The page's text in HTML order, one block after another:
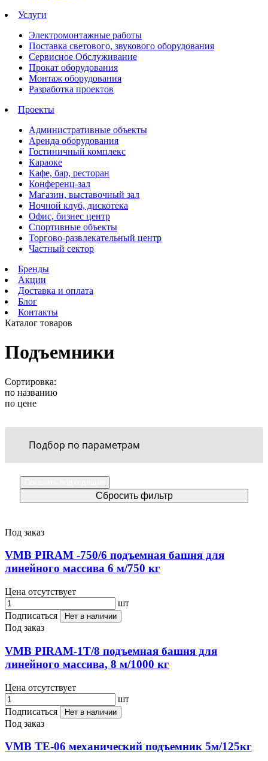
Услуги
Электромонтажные работы
Поставка светового, звукового оборудования
Сервисное Обслуживание
Прокат оборудования
Монтаж оборудования
Разработка проектов
Проекты
Административные объекты
Аренда оборудования
Гостиничный комплекс
Караоке
Кафе, бар, ресторан
Конференц-зал
Магазин, выставочный зал
Ночной клуб, дискотека
Офис, бизнес центр
Спортивные объекты
Торгово-развлекательный центр
Частный сектор
Бренды
Акции
Доставка и оплата
Блог
Контакты
Каталог товаров
Подъемники
Сортировка:
по названию
по цене
Подбор по параметрам
Под заказ
VMB PIRAM -750/6 подъемная башня для
линейного массива 6 м/750 кг
Цена отсутствует
шт
Подписаться
Нет в наличии
Под заказ
VMB PIRAM-1T/8 подъемная башня для
линейного массива, 8 м/1000 кг
Цена отсутствует
шт
Подписаться
Нет в наличии
Под заказ
VMB TE-06 механический подъемник 5м/125кг